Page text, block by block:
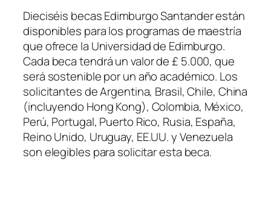
Dieciséis becas Edimburgo Santander están
disponibles para los programas de maestría
que ofrece la Universidad de Edimburgo.
Cada beca tendrá un valor de £ 5.000, que
será sostenible por un año académico. Los
solicitantes de Argentina, Brasil, Chile, China
(incluyendo Hong Kong), Colombia, México,
Perú, Portugal, Puerto Rico, Rusia, España,
Reino Unido, Uruguay, EE.UU. y Venezuela
son elegibles para solicitar esta beca.